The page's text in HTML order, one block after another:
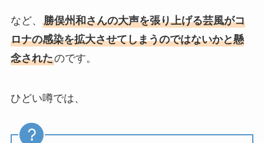
など、 勝俣州和さんの大声を張り上げる芸風がコ
ロナの感染を拡大させてしまうのではないかと懸
念されたのです。
ひどい噂では、